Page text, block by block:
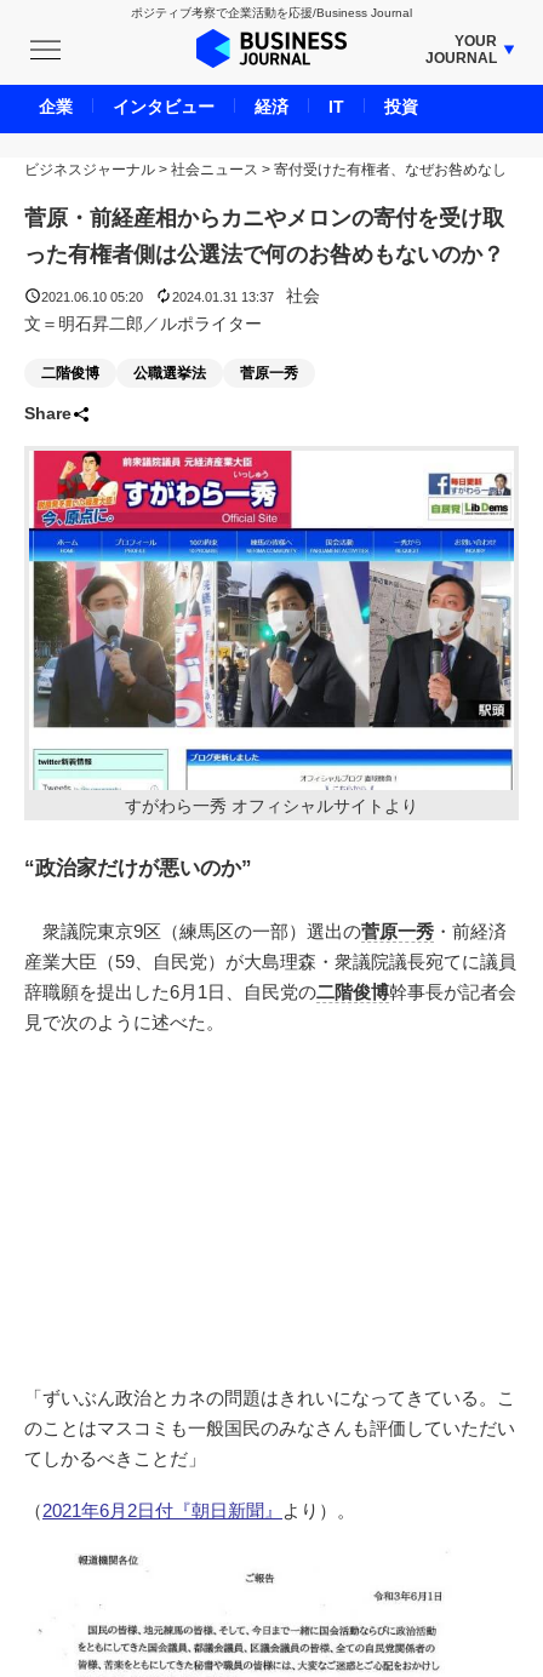
ポジティブ考察で企業活動を応援/Business Journal
YOUR
JOURNAL
BUSINESS JOURNAL
UNICORN JOURNAL
CARBON CREDITS JOURNAL
IVS JOURNAL
ENERGY MANAGEMENT JOURNAL
LIFE ENDING JOURNAL
BPaaS JOURNAL
ADOPTABLE DOG JOURNAL
ビジネスジャーナル > 社会ニュース > 寄付受けた有権者、なぜお咎めなし
菅原・前経産相からカニやメロンの寄付を受け取
った有権者側は公選法で何のお咎めもないのか？
2021.06.10 05:20 2024.01.31 13:37
社会
文＝明石昇二郎／ルポライター
二階俊博 公職選挙法 菅原一秀
Share
すがわら一秀 オフィシャルサイトより
“政治家だけが悪いのか”
衆議院東京9区（練馬区の一部）選出の菅原一秀 ・前経済
産業大臣（59、自民党）が大島理森・衆議院議長宛てに議員
辞職願を提出した6月1日、自民党の二階俊博幹事長が記者会
見で次のように述べた。
「ずいぶん政治とカネの問題はきれいになってきている。こ
のことはマスコミも一般国民のみなさんも評価していただい
てしかるべきことだ」
（2021年6月2日付『朝日新聞』 より）。
企業 インタビュー 経済 IT 投資